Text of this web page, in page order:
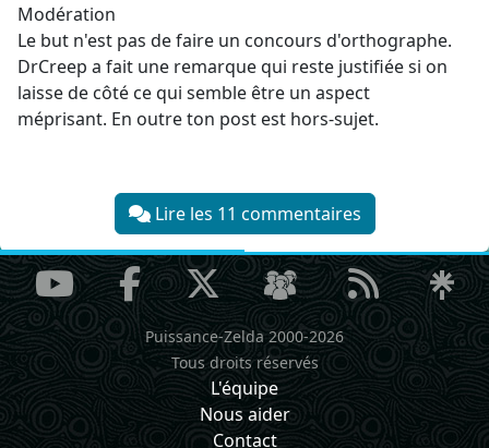
Modération
Le but n'est pas de faire un concours d'orthographe.
DrCreep a fait une remarque qui reste justifiée si on
laisse de côté ce qui semble être un aspect
méprisant. En outre ton post est hors-sujet.
Lire les 11 commentaires
Puissance-Zelda 2000-2026
Tous droits réservés
L'équipe
Nous aider
Contact